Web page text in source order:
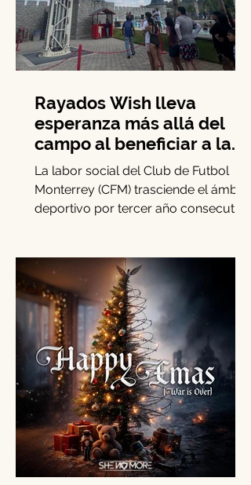
Rayados Wish lleva
esperanza más allá del
campo al beneficiar a la
niñez con enfermedades
La labor social del Club de Futbol
mediante la iniciativa Rayados Wish.
Este esfuerzo se enfoca en la niñez
con situaciones médicas vulnerables
para generar experiencias orientadas
a su bienestar emocional y social.
Durante esta edición, el programa
benefició a seis familias con una
dinámica especial diseñada en alianza
con Viva y la Fundación Dr. Sonrisas.
Entre el 24 y el 26 de abril, Sofía,
André, Ma